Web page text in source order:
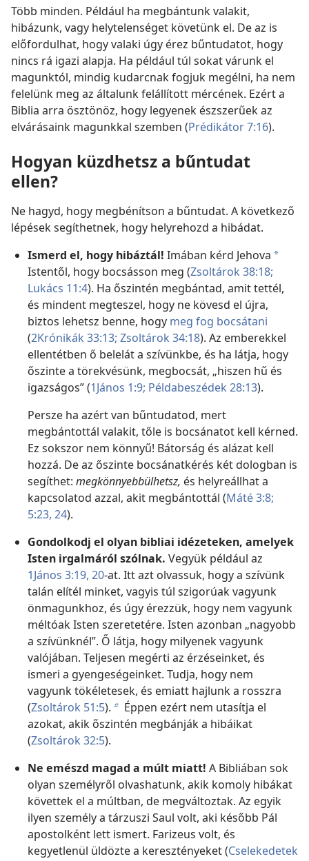
Több minden. Például ha megbántunk valakit,
hibázunk, vagy helytelenséget követünk el. De az is
előfordulhat, hogy valaki úgy érez bűntudatot, hogy
nincs rá igazi alapja. Ha például túl sokat várunk el
magunktól, mindig kudarcnak fogjuk megélni, ha nem
felelünk meg az általunk felállított mércének. Ezért a
Biblia arra ösztönöz, hogy legyenek észszerűek az
elvárásaink magunkkal szemben (Prédikátor 7:16).
Hogyan küzdhetsz a bűntudat
ellen?
Ne hagyd, hogy megbénítson a bűntudat. A következő
lépések segíthetnek, hogy helyrehozd a hibádat.
Ismerd el, hogy hibáztál! Imában kérd Jehova a
Istentől, hogy bocsásson meg (Zsoltárok 38:18;
Lukács 11:4). Ha őszintén megbántad, amit tettél,
és mindent megteszel, hogy ne kövesd el újra,
biztos lehetsz benne, hogy meg fog bocsátani
(2Krónikák 33:13; Zsoltárok 34:18). Az emberekkel
ellentétben ő belelát a szívünkbe, és ha látja, hogy
őszinte a törekvésünk, megbocsát, „hiszen hű és
igazságos” (1János 1:9; Példabeszédek 28:13).
Persze ha azért van bűntudatod, mert
megbántottál valakit, tőle is bocsánatot kell kérned.
Ez sokszor nem könnyű! Bátorság és alázat kell
hozzá. De az őszinte bocsánatkérés két dologban is
segíthet: megkönnyebbülhetsz, és helyreállhat a
kapcsolatod azzal, akit megbántottál (Máté 3:8;
5:23, 24).
Gondolkodj el olyan bibliai idézeteken, amelyek
Isten irgalmáról szólnak. Vegyük például az
1János 3:19, 20-at. Itt azt olvassuk, hogy a szívünk
talán elítél minket, vagyis túl szigorúak vagyunk
önmagunkhoz, és úgy érezzük, hogy nem vagyunk
méltóak Isten szeretetére. Isten azonban „nagyobb
a szívünknél”. Ő látja, hogy milyenek vagyunk
valójában. Teljesen megérti az érzéseinket, és
ismeri a gyengeségeinket. Tudja, hogy nem
vagyunk tökéletesek, és emiatt hajlunk a rosszra
(Zsoltárok 51:5). b Éppen ezért nem utasítja el
azokat, akik őszintén megbánják a hibáikat
(Zsoltárok 32:5).
Ne emészd magad a múlt miatt! A Bibliában sok
olyan személyről olvashatunk, akik komoly hibákat
követtek el a múltban, de megváltoztak. Az egyik
ilyen személy a tárzuszi Saul volt, aki később Pál
apostolként lett ismert. Farizeus volt, és
kegyetlenül üldözte a keresztényeket (Cselekedetek